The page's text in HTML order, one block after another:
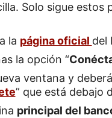
Solo sigue estos
la página oficial del
la opción “
ventana y
” que está debajo
principal del